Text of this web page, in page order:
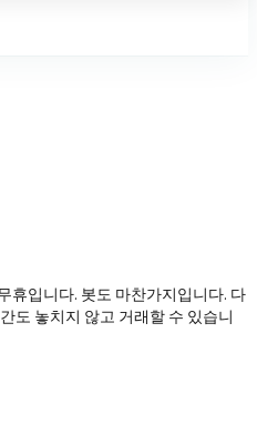
휴입니다. 봇도 마찬가지입니다. 다
도 놓치지 않고 거래할 수 있습니